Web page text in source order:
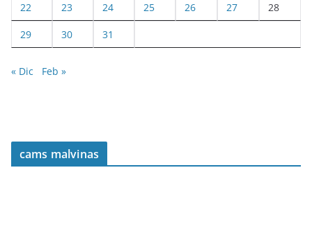
22 23 24 25 26 27 28
29 30 31
« Dic Feb »
cams malvinas